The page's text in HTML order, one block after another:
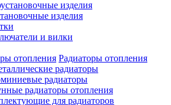
изделия
и вилки
Радиаторы отопления
радиаторы
радиаторы
радиаторы отопления
для радиаторов